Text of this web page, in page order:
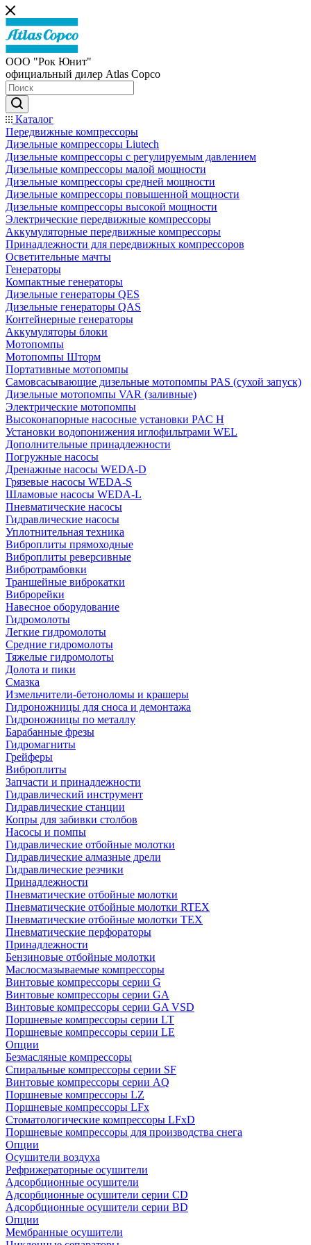
ООО "Рок Юнит"
официальный дилер Atlas Copco
Каталог
Передвижные компрессоры
Дизельные компрессоры Liutech
Дизельные компрессоры с регулируемым давлением
Дизельные компрессоры малой мощности
Дизельные компрессоры средней мощности
Дизельные компрессоры повышенной мощности
Дизельные компрессоры высокой мощности
Электрические передвижные компрессоры
Аккумуляторные передвижные компрессоры
Принадлежности для передвижных компрессоров
Осветительные мачты
Генераторы
Компактные генераторы
Дизельные генераторы QES
Дизельные генераторы QAS
Контейнерные генераторы
Аккумуляторы блоки
Мотопомпы
Мотопомпы Шторм
Портативные мотопомпы
Самовсасывающие дизельные мотопомпы PAS (сухой запуск)
Дизельные мотопомпы VAR (заливные)
Электрические мотопомпы
Высоконапорные насосные установки PAC H
Установки водопонижения иглофильтрами WEL
Дополнительные принадлежности
Погружные насосы
Дренажные насосы WEDA-D
Грязевые насосы WEDA-S
Шламовые насосы WEDA-L
Пневматические насосы
Гидравлические насосы
Уплотнительная техника
Виброплиты прямоходные
Виброплиты реверсивные
Вибротрамбовки
Траншейные виброкатки
Виброрейки
Навесное оборудование
Гидромолоты
Легкие гидромолоты
Средние гидромолоты
Тяжелые гидромолоты
Долота и пики
Смазка
Измельчители-бетоноломы и крашеры
Гидроножницы для сноса и демонтажа
Гидроножницы по металлу
Барабанные фрезы
Гидромагниты
Грейферы
Виброплиты
Запчасти и принадлежности
Гидравлический инструмент
Гидравлические станции
Копры для забивки столбов
Насосы и помпы
Гидравлические отбойные молотки
Гидравлические алмазные дрели
Гидравлические резчики
Принадлежности
Пневматические отбойные молотки
Пневматические отбойные молотки RTEX
Пневматические отбойные молотки TEX
Пневматические перфораторы
Принадлежности
Бензиновые отбойные молотки
Маслосмазываемые компрессоры
Винтовые компрессоры серии G
Винтовые компрессоры cерии GA
Винтовые компрессоры cерии GA VSD
Поршневые компрессоры серии LT
Поршневые компрессоры серии LE
Опции
Безмасляные компрессоры
Спиральные компрессоры серии SF
Винтовые компрессоры серии AQ
Поршневые компрессоры LZ
Поршневые компрессоры LFx
Стоматологические компрессоры LFxD
Поршневые компрессоры для производства снега
Опции
Осушители воздуха
Рефрижераторные осушители
Адсорбционные осушители
Адсорбционные осушители серии CD
Адсорбционные осушители серии BD
Опции
Мембранные осушители